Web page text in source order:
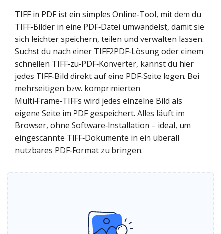
TIFF in PDF ist ein simples Online‑Tool, mit dem du
TIFF‑Bilder in eine PDF‑Datei umwandelst, damit sie
sich leichter speichern, teilen und verwalten lassen.
Suchst du nach einer TIFF2PDF‑Lösung oder einem
schnellen TIFF‑zu‑PDF‑Konverter, kannst du hier
jedes TIFF‑Bild direkt auf eine PDF‑Seite legen. Bei
mehrseitigen bzw. komprimierten
Multi‑Frame‑TIFFs wird jedes einzelne Bild als
eigene Seite im PDF gespeichert. Alles läuft im
Browser, ohne Software‑Installation – ideal, um
eingescannte TIFF‑Dokumente in ein überall
nutzbares PDF‑Format zu bringen.